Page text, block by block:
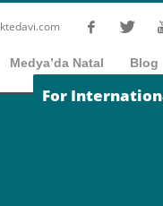
Medya’da Natal Blog
For